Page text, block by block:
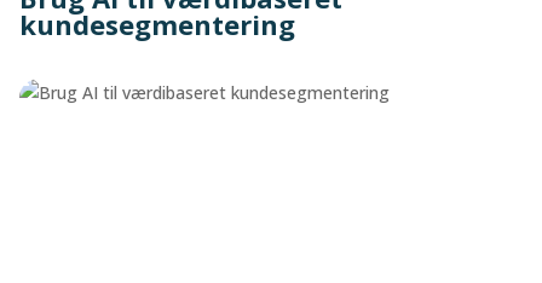
kundesegmentering